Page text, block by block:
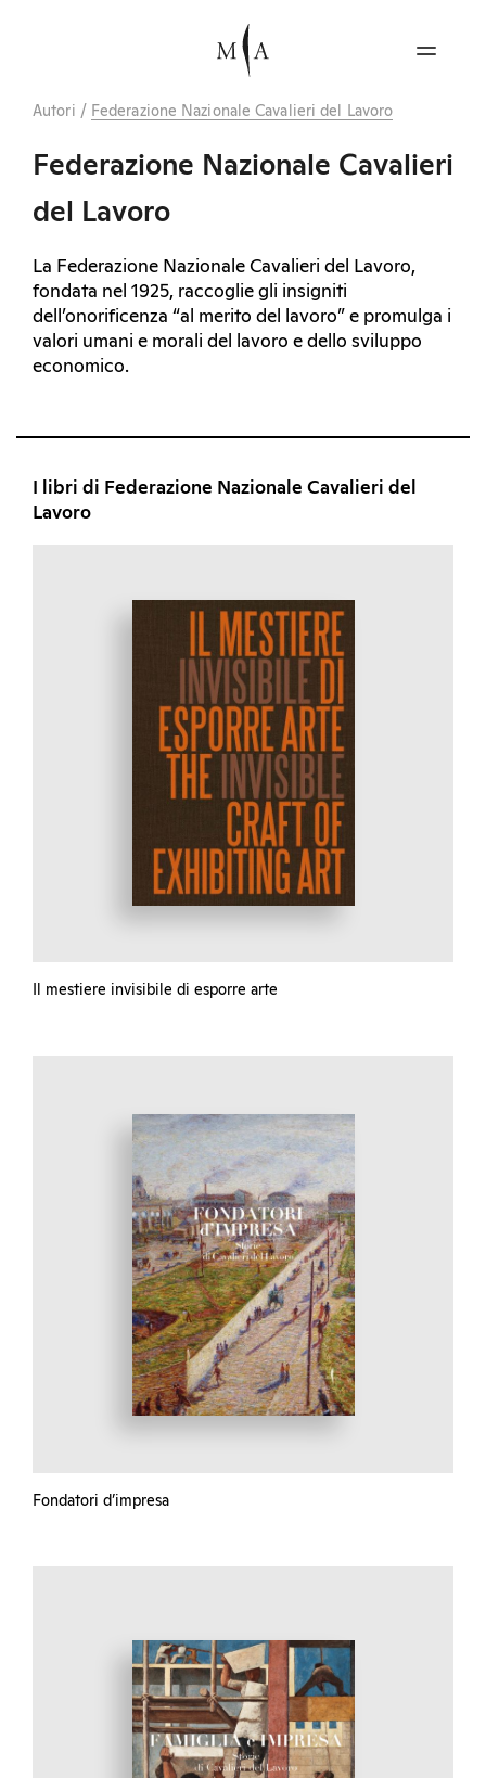
Autori / Federazione Nazionale Cavalieri del Lavoro
Federazione Nazionale Cavalieri
del Lavoro
La Federazione Nazionale Cavalieri del Lavoro,
fondata nel 1925, raccoglie gli insigniti
dell’onorificenza “al merito del lavoro” e promulga i
valori umani e morali del lavoro e dello sviluppo
economico.
I libri di Federazione Nazionale Cavalieri del
Lavoro
Il mestiere invisibile di esporre arte
Fondatori d’impresa